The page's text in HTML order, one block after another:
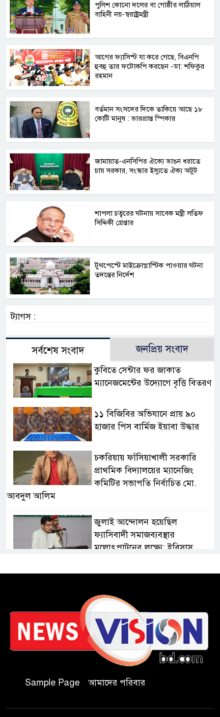
পুলিশ কোনো দলের বা গোষ্ঠীর লাঠিয়াল
বাহিনী নয়-স্বরাষ্ট্রমন্ত্রী
আগের ফ্যাসিস্ট যা করে গেছে, বিএনপি
হুবহু তার ফটোকপি করছেন -ডা: শফিকুর
রহমান
বর্তমান সংসদের দিকে তাকিয়ে আছে ১৮
কোটি মানুষ : ভারপ্রাপ্ত স্পিকার
জামায়াত-এনসিপির ঐক্যে ভাঙন ধরাতে
চায় সরকার, সংস্কার ইস্যুতে ঐক্য অটুট
শাপলা চত্বরের ঘটনায় সাবেক মন্ত্রী লতিফ
সিদ্দিকী গ্রেপ্তার
টুথপেস্টে মাইক্রোপ্লাস্টিক পাওয়ার ঘটনা
তদন্তের নির্দেশ
ট্যাগস :
সর্বশেষ সংবাদ জনপ্রিয় সংবাদ
কুবিতে সেন্টার ফর জাকাত
ম্যানেজমেন্টের উদ্যোগে বৃত্তি বিতরণ
১১ বিজিবির অভিযানে প্রায় ৯০
হাজার পিস বার্মিজ ইয়াবা উদ্ধার
চকরিয়ায় ফাঁসিয়াখালী সরকারি
প্রাথমিক বিদ্যালয়ের ম্যানেজিং
কমিটির সভাপতি নির্বাচিত মো.
আবদুল আলিম
জুলাই আন্দোলন হয়েছিল
ফ্যাসিবাদী সমাজব্যবস্থার
মূলোৎপাটনের লক্ষ্যে; ইবিসাস
পালন করছে তানযীমুল উম্মাহ
আলিম মাদ্রাসা
জুলাই গণঅভ্যুত্থান দিবসে কুবি
ছাত্রদলের পরিচ্ছন্নতা ও বৃক্ষরোপণ
কর্মসূচি
রাষ্ট্রবিরোধী গোপন কর্মকাণ্ডে’র দায়ে
Sample Page আমাদের পরিবার